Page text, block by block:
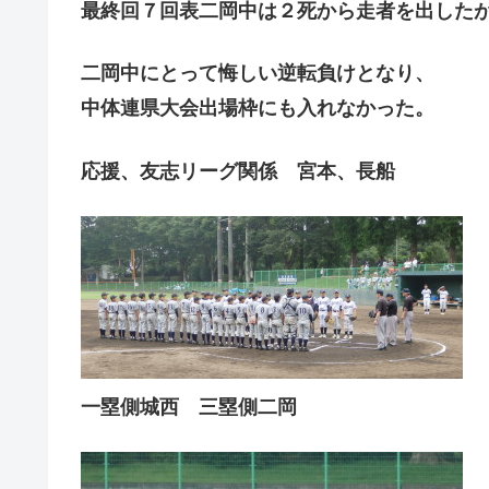
最終回７回表二岡中は２死から走者を出した
二岡中にとって悔しい逆転負けとなり、
中体連県大会出場枠にも入れなかった。
応援、友志リーグ関係 宮本、長船
一塁側城西 三塁側二岡